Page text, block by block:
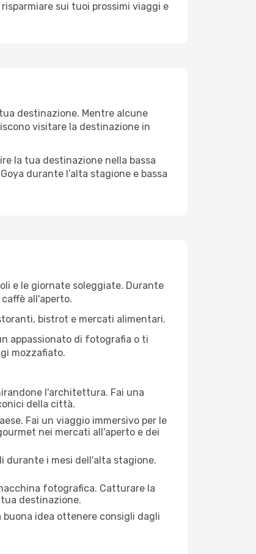
sui tuoi prossimi viaggi e
destinazione. Mentre alcune
visitare la destinazione in
la tua destinazione nella bassa
durante l’alta stagione e bassa
e le giornate soleggiate. Durante
all'aperto.
bistrot e mercati alimentari.
appassionato di fotografia o ti
mozzafiato.
l'architettura. Fai una
della città.
Fai un viaggio immersivo per le
nei mercati all'aperto e dei
i mesi dell'alta stagione.
fotografica. Catturare la
destinazione.
buona idea ottenere consigli dagli